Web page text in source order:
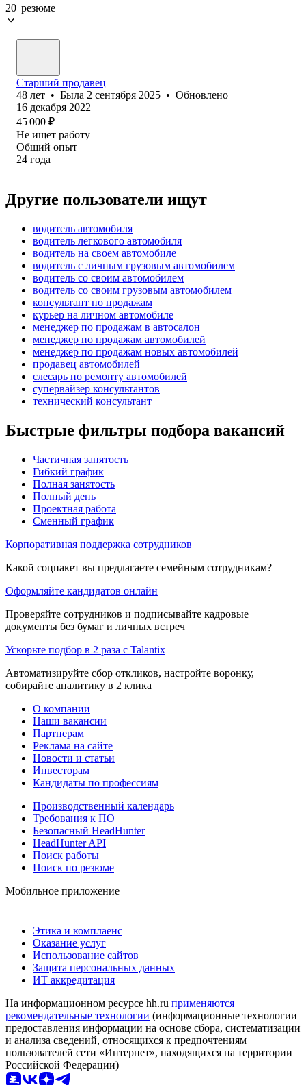
20 резюме
Старший продавец
48 лет • Была 2 сентября 2025 • Обновлено
16 декабря 2022
45 000 ₽
Не ищет работу
Общий опыт
24 года
Другие пользователи ищут
водитель автомобиля
водитель легкового автомобиля
водитель на своем автомобиле
водитель с личным грузовым автомобилем
водитель со своим автомобилем
водитель со своим грузовым автомобилем
консультант по продажам
курьер на личном автомобиле
менеджер по продажам в автосалон
менеджер по продажам автомобилей
менеджер по продажам новых автомобилей
продавец автомобилей
слесарь по ремонту автомобилей
супервайзер консультантов
технический консультант
Быстрые фильтры подбора вакансий
Частичная занятость
Гибкий график
Полная занятость
Полный день
Проектная работа
Сменный график
Корпоративная поддержка сотрудников
Какой соцпакет вы предлагаете семейным сотрудникам?
Оформляйте кандидатов онлайн
Проверяйте сотрудников и подписывайте кадровые
документы без бумаг и личных встреч
Ускорьте подбор в 2 раза с Talantix
Автоматизируйте сбор откликов, настройте воронку,
собирайте аналитику в 2 клика
О компании
Наши вакансии
Партнерам
Реклама на сайте
Новости и статьи
Инвесторам
Кандидаты по профессиям
Производственный календарь
Требования к ПО
Безопасный HeadHunter
HeadHunter API
Поиск работы
Поиск по резюме
Мобильное приложение
Этика и комплаенс
Оказание услуг
Использование сайтов
Защита персональных данных
ИТ аккредитация
На информационном ресурсе hh.ru применяются
рекомендательные технологии (информационные технологии
предоставления информации на основе сбора, систематизации
и анализа сведений, относящихся к предпочтениям
пользователей сети «Интернет», находящихся на территории
Российской Федерации)